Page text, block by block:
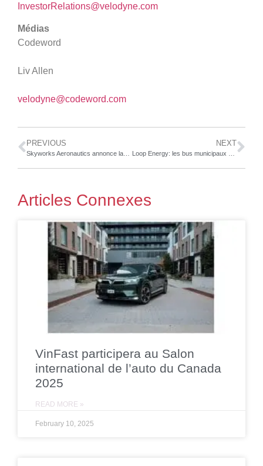
InvestorRelations@velodyne.com
Médias
Codeword
Liv Allen
velodyne@codeword.com
PREVIOUS NEXT
Articles Connexes
VinFast participera au Salon
international de l’auto du Canada
2025
READ MORE »
February 10, 2025